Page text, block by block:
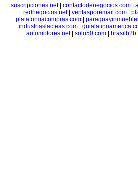
suscripciones.net| contactodenegocios.com
rednegocios.net| ventasporemail.com
plataformacompras.com
industriaslacteas.com
automotores.net| solo50.com